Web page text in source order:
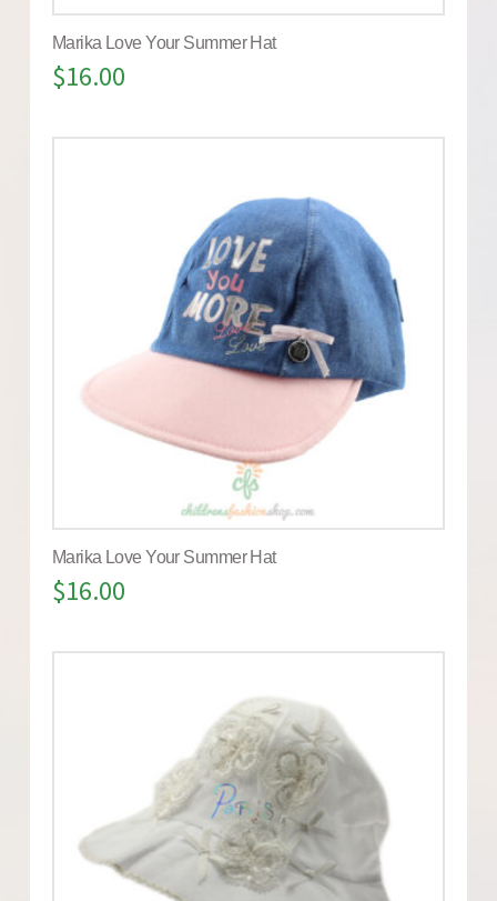
Marika Love Your Summer Hat
$16.00
Marika Love Your Summer Hat
$16.00